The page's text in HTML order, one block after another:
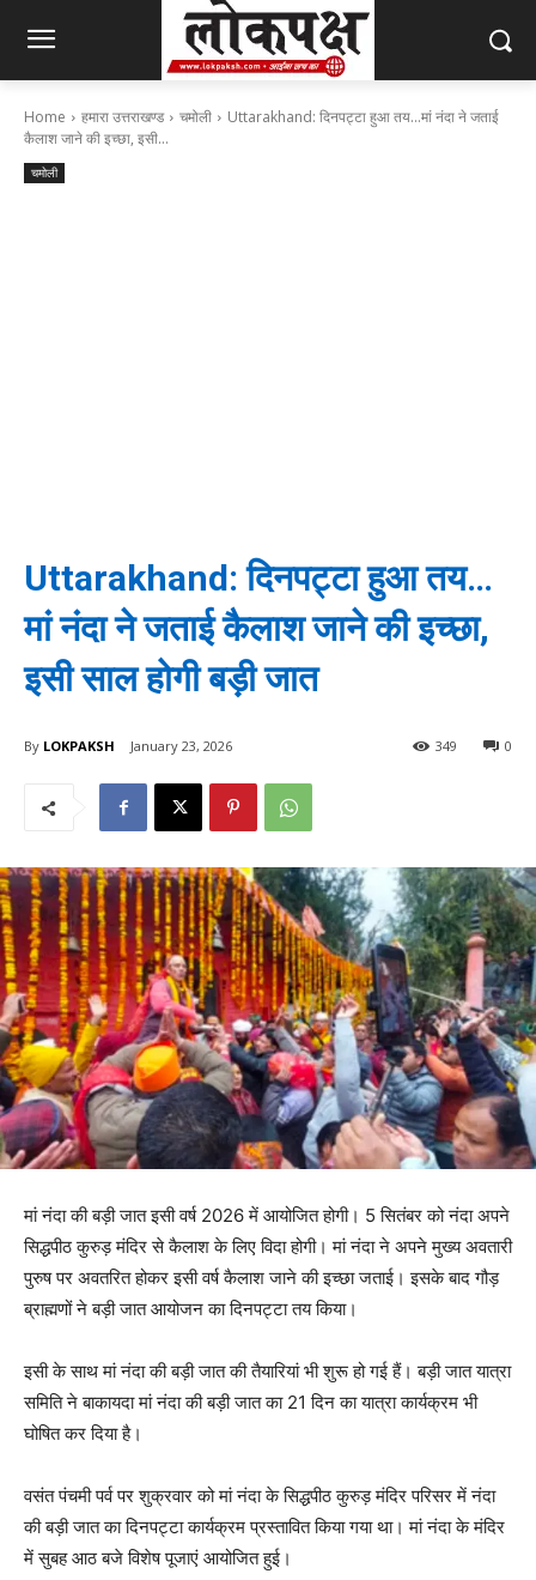
Home हमारा उत्तराखण्ड चमोली
Uttarakhand: दिनपट्टा हुआ तय...मां नंदा ने जताई
कैलाश जाने की इच्छा, इसी...
चमोली
Uttarakhand: दिनपट्टा हुआ तय…
मां नंदा ने जताई कैलाश जाने की इच्छा,
इसी साल होगी बड़ी जात
By LOKPAKSH January 23, 2026 0
349
मां नंदा की बड़ी जात इसी वर्ष 2026 में आयोजित होगी। 5 सितंबर को नंदा अपने
सिद्धपीठ कुरुड़ मंदिर से कैलाश के लिए विदा होगी। मां नंदा ने अपने मुख्य अवतारी
पुरुष पर अवतरित होकर इसी वर्ष कैलाश जाने की इच्छा जताई। इसके बाद गौड़
ब्राह्मणों ने बड़ी जात आयोजन का दिनपट्टा तय किया।
इसी के साथ मां नंदा की बड़ी जात की तैयारियां भी शुरू हो गई हैं। बड़ी जात यात्रा
समिति ने बाकायदा मां नंदा की बड़ी जात का 21 दिन का यात्रा कार्यक्रम भी
घोषित कर दिया है।
वसंत पंचमी पर्व पर शुक्रवार को मां नंदा के सिद्धपीठ कुरुड़ मंदिर परिसर में नंदा
की बड़ी जात का दिनपट्टा कार्यक्रम प्रस्तावित किया गया था। मां नंदा के मंदिर
में सुबह आठ बजे विशेष पूजाएं आयोजित हुई।